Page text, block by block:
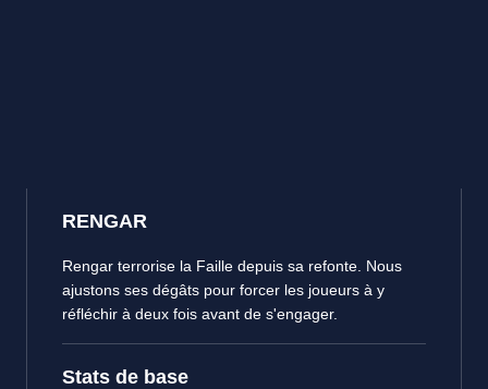
RENGAR
Rengar terrorise la Faille depuis sa refonte. Nous
ajustons ses dégâts pour forcer les joueurs à y
réfléchir à deux fois avant de s'engager.
Stats de base